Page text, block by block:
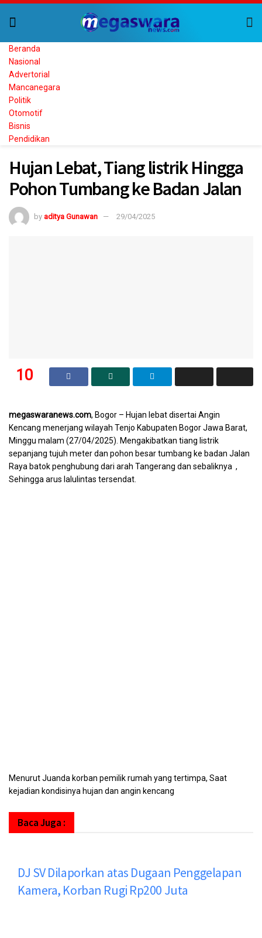
Beranda
Nasional
Advertorial
Mancanegara
Politik
Otomotif
Bisnis
Pendidikan
Hujan Lebat, Tiang listrik Hingga
Pohon Tumbang ke Badan Jalan
by aditya Gunawan 29/04/2025
10
megaswaranews.com, Bogor – Hujan lebat disertai Angin
Kencang menerjang wilayah Tenjo Kabupaten Bogor Jawa Barat,
Minggu malam (27/04/2025). Mengakibatkan tiang listrik
sepanjang tujuh meter dan pohon besar tumbang ke badan Jalan
Raya batok penghubung dari arah Tangerang dan sebaliknya ,
Sehingga arus lalulintas tersendat.
Menurut Juanda korban pemilik rumah yang tertimpa, Saat
kejadian kondisinya hujan dan angin kencang
Baca Juga :
DJ SV Dilaporkan atas Dugaan Penggelapan
Kamera, Korban Rugi Rp200 Juta